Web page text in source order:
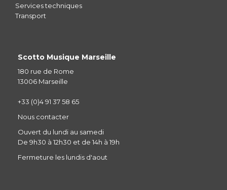
Services techniques
Transport
Scotto Musique Marseille
180 rue de Rome
13006 Marseille
+33 (0)4 91 37 58 65
Nous contacter
Ouvert du lundi au samedi
De 9h30 à 12h30 et de 14h à 19h
Fermeture les lundis d'aout